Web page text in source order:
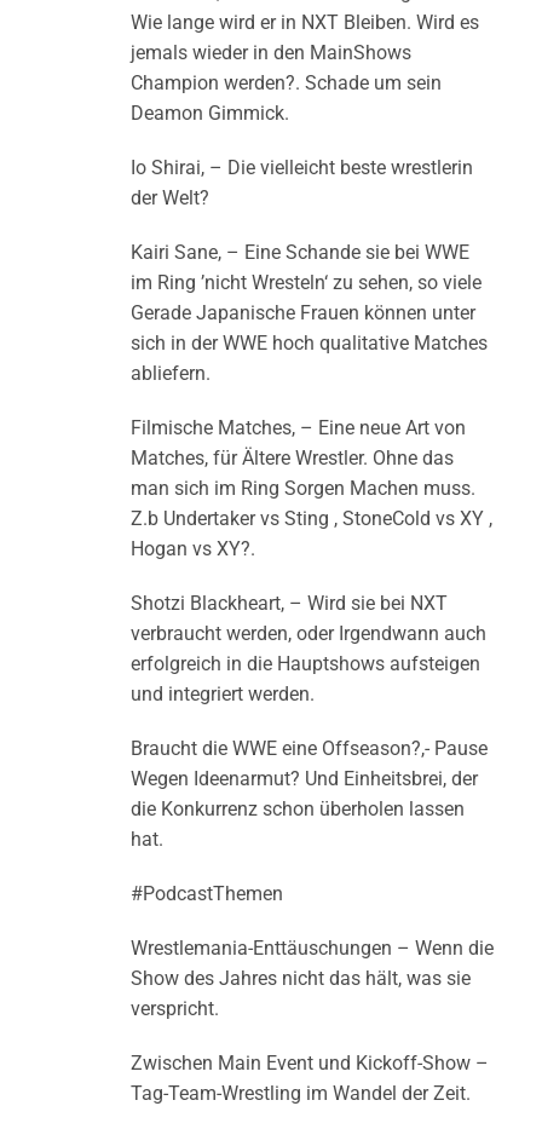
Wie lange wird er in NXT Bleiben. Wird es
jemals wieder in den MainShows
Champion werden?. Schade um sein
Deamon Gimmick.
Io Shirai, – Die vielleicht beste wrestlerin
der Welt?
Kairi Sane, – Eine Schande sie bei WWE
im Ring ’nicht Wresteln‘ zu sehen, so viele
Gerade Japanische Frauen können unter
sich in der WWE hoch qualitative Matches
abliefern.
Filmische Matches, – Eine neue Art von
Matches, für Ältere Wrestler. Ohne das
man sich im Ring Sorgen Machen muss.
Z.b Undertaker vs Sting , StoneCold vs XY ,
Hogan vs XY?.
Shotzi Blackheart, – Wird sie bei NXT
verbraucht werden, oder Irgendwann auch
erfolgreich in die Hauptshows aufsteigen
und integriert werden.
Braucht die WWE eine Offseason?,- Pause
Wegen Ideenarmut? Und Einheitsbrei, der
die Konkurrenz schon überholen lassen
hat.
#PodcastThemen
Wrestlemania-Enttäuschungen – Wenn die
Show des Jahres nicht das hält, was sie
verspricht.
Zwischen Main Event und Kickoff-Show –
Tag-Team-Wrestling im Wandel der Zeit.